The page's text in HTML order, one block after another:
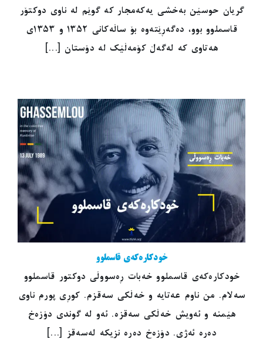
گریان حوسێن بەخشی یەکەمجار کە گوێم لە ناوی دوکتۆر
قاسملوو بوو، دەگەڕێتەوە بۆ ساڵەکانی ١٣٥٢ و ١٣٥٣ی
هەتاوی کە لەگەڵ کۆمەڵێک لە دۆستان [...]
خودکارەکەی قاسملوو
خودکارەکەی قاسملوو خەبات ڕەسووڵی دوکتور قاسملوو
سەلام. من ناوم عەتایە و خەڵکی سەقزم. کوڕی پورم ناوی
هێمنە و ئەویش خەڵکی سەقزە. ئەو لە گوندی دۆزەخ
دەرە ئەژی. دۆزەخ دەرە نزیکە لەسەقز [...]